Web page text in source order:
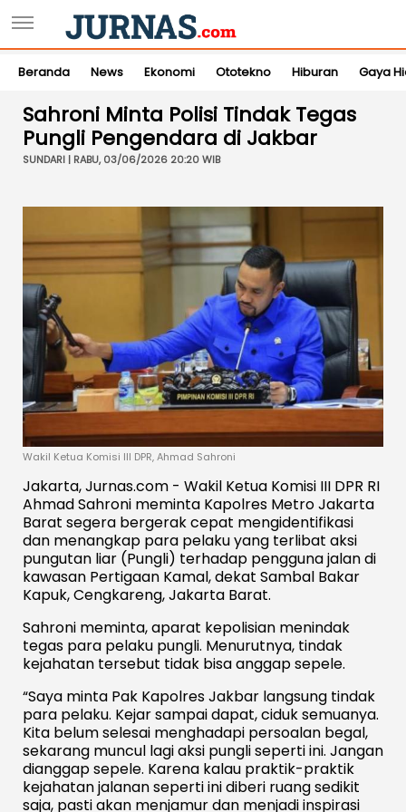
Beranda News Ekonomi Ototekno Hiburan Gaya
Sahroni Minta Polisi Tindak Tegas
Pungli Pengendara di Jakbar
SUNDARI | RABU, 03/06/2026 20:20 WIB
Wakil Ketua Komisi III DPR, Ahmad Sahroni
Jakarta, Jurnas.com - Wakil Ketua Komisi III DPR RI
Ahmad Sahroni meminta Kapolres Metro Jakarta
Barat segera bergerak cepat mengidentifikasi
dan menangkap para pelaku yang terlibat aksi
pungutan liar (Pungli) terhadap pengguna jalan di
kawasan Pertigaan Kamal, dekat Sambal Bakar
Kapuk, Cengkareng, Jakarta Barat.
Sahroni meminta, aparat kepolisian menindak
tegas para pelaku pungli. Menurutnya, tindak
kejahatan tersebut tidak bisa anggap sepele.
“Saya minta Pak Kapolres Jakbar langsung tindak
para pelaku. Kejar sampai dapat, ciduk semuanya.
Kita belum selesai menghadapi persoalan begal,
sekarang muncul lagi aksi pungli seperti ini. Jangan
dianggap sepele. Karena kalau praktik-praktik
kejahatan jalanan seperti ini diberi ruang sedikit
saja, pasti akan menjamur dan menjadi inspirasi